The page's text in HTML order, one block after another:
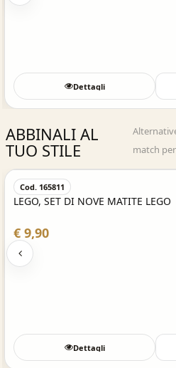
Dettagli
ABBINALI AL
TUO STILE
match
Acquisto
Cod. 165811
LEGO, SET DI NOVE MATITE LEGO
€ 9,90
Dettagli